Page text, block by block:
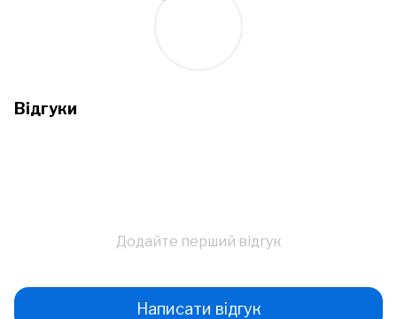
Відгуки
Додайте перший відгук
Написати відгук